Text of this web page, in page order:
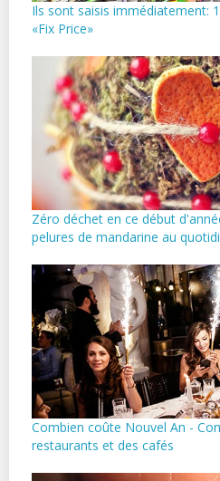
Ils sont saisis immédiatement:
«Fix Price»
Zéro déchet en ce début
pelures de mandarine au
Combien coûte Nouvel An -
restaurants et des cafés